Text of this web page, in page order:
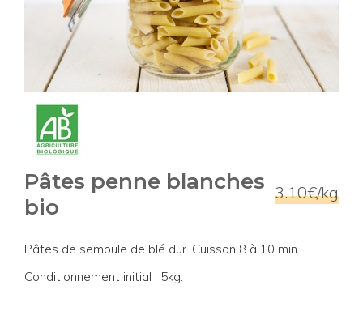
3.10€/kg
Pâtes penne blanches
bio
Pâtes de semoule de blé dur. Cuisson 8 à 10 min.
Conditionnement initial : 5kg.